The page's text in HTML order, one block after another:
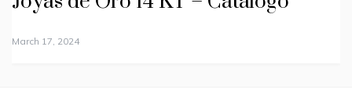
March 17, 2024